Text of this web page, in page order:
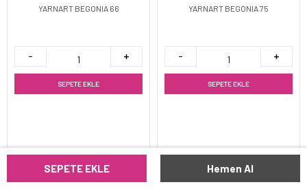
SEPETE EKLE Hemen Al
YARNART BEGONIA 66
SEPETE EKLE
YARNART BEGONIA 75
SEPETE EKLE